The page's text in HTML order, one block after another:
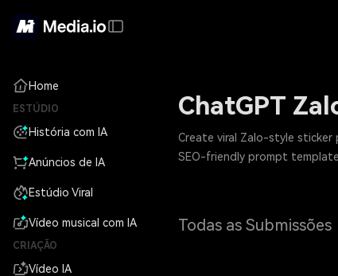
Home
ESTÚDIO
História com IA
Anúncios de IA
Estúdio Viral
Vídeo musical com IA
CRIAÇÃO
Vídeo IA
ChatGPT
Create viral Zalo-style sticker
SEO-friendly prompt
Todas as Submissões